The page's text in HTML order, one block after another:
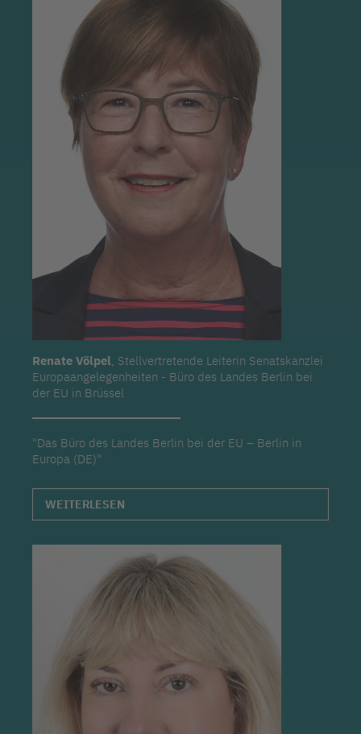
Renate Völpel, Stellvertretende Leiterin Senatskanzlei
Europaangelegenheiten - Büro des Landes Berlin bei
der EU in Brüssel
"Das Büro des Landes Berlin bei der EU – Berlin in
Europa (DE)"
WEITERLESEN